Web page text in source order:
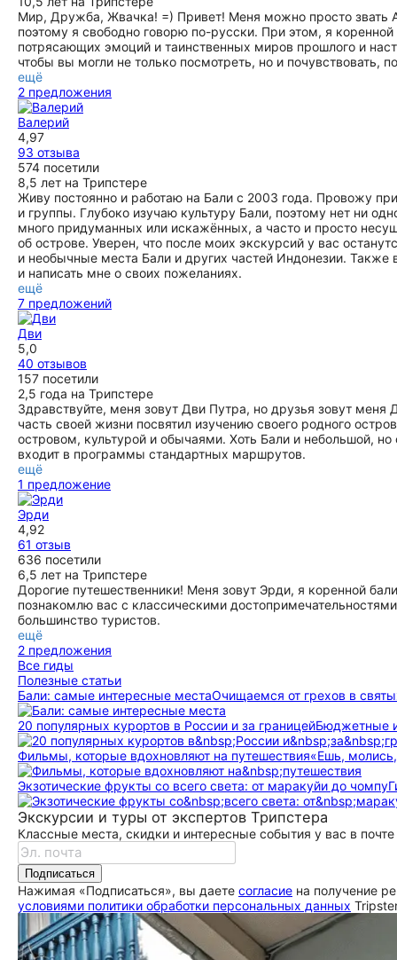
Мир, Дружба, Жвачка! =) Привет! Меня можно просто звать
поэтому я свободно говорю по-русски. При этом, я
потрясающих эмоций и таинственных миров прошлого и
чтобы вы могли не только посмотреть, но и почувствовать,
ещё
2 предложения
Валерий
4,97
93 отзыва
574 посетили
8,5 лет на Трипстере
Живу постоянно и работаю на Бали с 2003 года. Провожу
и группы. Глубоко изучаю культуру Бали, поэтому нет ни
много придуманных или искажённых, а часто и просто
об острове. Уверен, что после моих экскурсий у вас
и необычные места Бали и других частей Индонезии.
и написать мне о своих пожеланиях.
ещё
7 предложений
Дви
5,0
40 отзывов
157 посетили
2,5 года на Трипстере
Здравствуйте, меня зовут Дви Путра, но друзья зовут
часть своей жизни посвятил изучению своего родного
островом, культурой и обычаями. Хоть Бали и небольшой,
входит в программы стандартных маршрутов.
ещё
1 предложение
Эрди
4,92
61 отзыв
636 посетили
6,5 лет на Трипстере
Дорогие путешественники! Меня зовут Эрди, я коренной
познакомлю вас с классическими
большинство туристов.
ещё
2 предложения
Все гиды
Полезные статьи
Бали: самые интересные местаОчищаемся от грехов в
20 популярных курортов в России и за границейБюджетные
Фильмы, которые вдохновляют на путешествия«Ешь,
Экзотические фрукты со всего света: от маракуйи до чомпу
Экскурсии и туры от экспертов Трипстера
Классные места, скидки и интересные события у вас в почте
Подписаться
Нажимая «Подписаться», вы даете согласие на получение
условиями политики обработки персональных данных